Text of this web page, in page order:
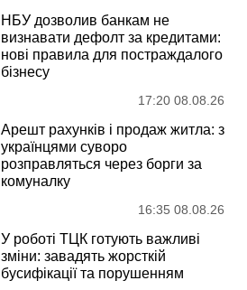
НБУ дозволив банкам не
визнавати дефолт за кредитами:
нові правила для постраждалого
бізнесу
17:20 08.08.26
Арешт рахунків і продаж житла: з
українцями суворо
розправляться через борги за
комуналку
16:35 08.08.26
У роботі ТЦК готують важливі
зміни: завадять жорсткій
бусифікації та порушенням